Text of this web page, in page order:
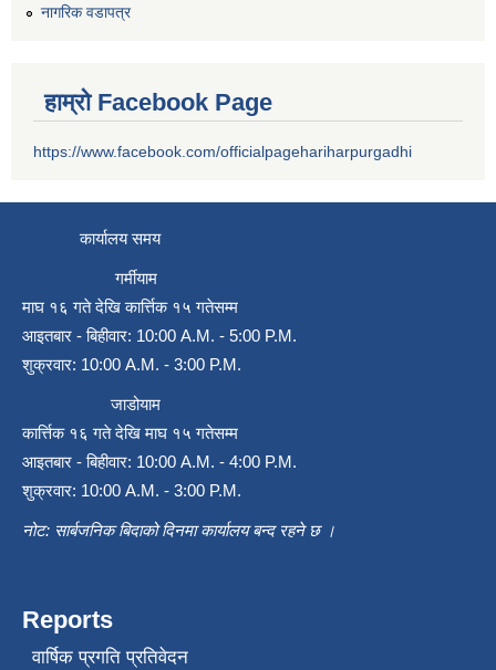
नागरिक वडापत्र
हाम्रो Facebook Page
https://www.facebook.com/officialpagehariharpurgadhi
कार्यालय समय
गर्मीयाम
माघ १६ गते देखि कार्त्तिक १५ गतेसम्म
आइतबार - बिहीवार: 10:00 A.M. - 5:00 P.M.
शुक्रवार: 10:00 A.M. - 3:00 P.M.
जाडोयाम
कार्त्तिक १६ गते देखि माघ १५ गतेसम्म
आइतबार - बिहीवार: 10:00 A.M. - 4:00 P.M.
शुक्रवार: 10:00 A.M. - 3:00 P.M.
नोट: सार्बजनिक बिदाको दिनमा कार्यालय बन्द रहने छ ।
Reports
वार्षिक प्रगति प्रतिवेदन